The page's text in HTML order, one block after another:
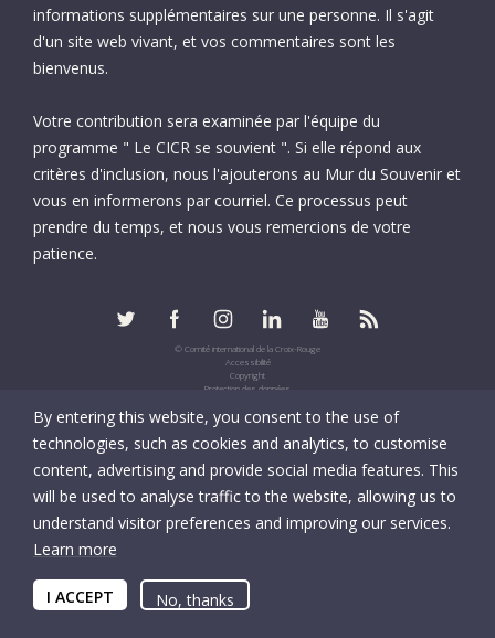
informations supplémentaires sur une personne. Il s'agit
d'un site web vivant, et vos commentaires sont les
bienvenus.
Votre contribution sera examinée par l'équipe du
programme " Le CICR se souvient ". Si elle répond aux
critères d'inclusion, nous l'ajouterons au Mur du Souvenir et
vous en informerons par courriel. Ce processus peut
prendre du temps, et nous vous remercions de votre
patience.
© Comité international de la Croix-Rouge
Accessibilité
Copyright
Protection des données
UID: CHE-105.924.024
By entering this website, you consent to the use of
technologies, such as cookies and analytics, to customise
content, advertising and provide social media features. This
will be used to analyse traffic to the website, allowing us to
understand visitor preferences and improving our services.
Learn more
I ACCEPT No, thanks